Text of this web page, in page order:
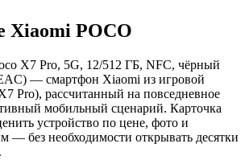
Xiaomi POCO
X7 Pro, 5G, 12/512 ГБ, NFC, чёрный
— смартфон Xiaomi из игровой
Pro), рассчитанный на повседневное
мобильный сценарий. Карточка
устройство по цене, фото и
— без необходимости открывать десятки